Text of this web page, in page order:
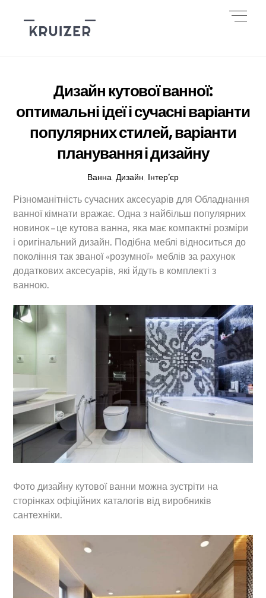
content
Дизайн кутової ванної:
оптимальні ідеї і сучасні варіанти
популярних стилей, варіанти
планування і дизайну
Ванна Дизайн Інтер’єр
Різноманітність сучасних аксесуарів для Обладнання
ванної кімнати вражає. Одна з найбільш популярних
новинок – це кутова ванна, яка має компактні розміри
і оригінальний дизайн. Подібна меблі відноситься до
покоління так званої «розумної» меблів за рахунок
додаткових аксесуарів, які йдуть в комплекті з
ванною.
Фото дизайну кутової ванни можна зустріти на
сторінках офіційних каталогів від виробників
сантехніки.